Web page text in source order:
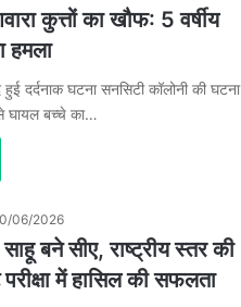
कुत्तों का खौफ: 5 वर्षीय
हमला
हुई दर्दनाक घटना सनसिटी कॉलोनी की घटना
घायल बच्चे का…
06/2026
बने सीए, राष्ट्रीय स्तर की
में हासिल की सफलता